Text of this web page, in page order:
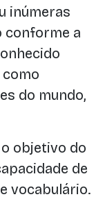
inúmeras
conforme a
como
do mundo,
objetivo do
de
vocabulário.